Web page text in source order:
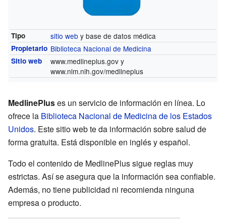
Tipo sitio web y base de datos médica
Propietario Biblioteca Nacional de Medicina
Sitio web www.medlineplus.gov y
www.nlm.nih.gov/medlineplus
MedlinePluses un servicio de información en línea. Lo
ofrece la Biblioteca Nacional de Medicina de los Estados
Unidos. Este sitio web te da información sobre salud de
forma gratuita. Está disponible en inglés y español.
Todo el contenido de MedlinePlus sigue reglas muy
estrictas. Así se asegura que la información sea confiable.
Además, no tiene publicidad ni recomienda ninguna
empresa o producto.